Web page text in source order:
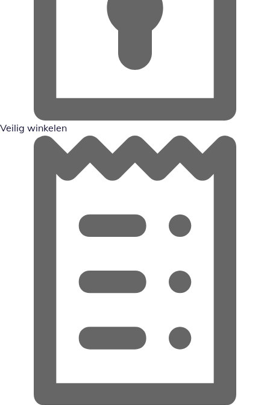
Veilig winkelen